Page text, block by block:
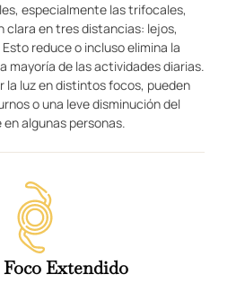
especialmente las trifocales,
clara en tres distancias: lejos,
reduce o incluso elimina la
mayoría de las actividades diarias.
la luz en distintos focos, pueden
o una leve disminución del
algunas personas.
Extendido